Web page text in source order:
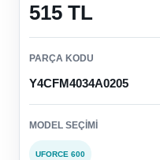
515 TL
PARÇA KODU
Y4CFM4034A0205
MODEL SEÇIMI
UFORCE 600